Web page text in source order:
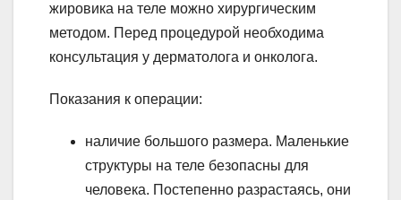
жировика на теле можно хирургическим
методом. Перед процедурой необходима
консультация у дерматолога и онколога.
Показания к операции:
наличие большого размера. Маленькие
структуры на теле безопасны для
человека. Постепенно разрастаясь, они